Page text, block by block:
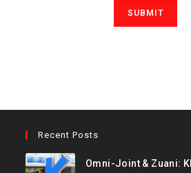
Recent Posts
Omni-Joint & Zuani: